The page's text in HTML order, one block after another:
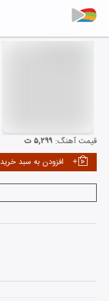
قیمت آهنگ: ۵,۲۹۹ ت
افزودن به سبد خرید